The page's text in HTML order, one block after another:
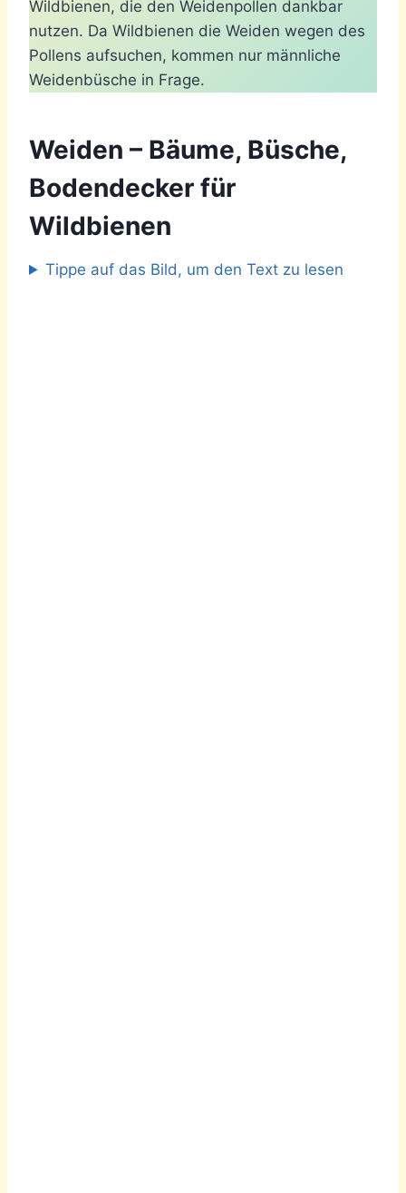
Wildbienen, die den Weidenpollen dankbar
nutzen. Da Wildbienen die Weiden wegen des
Pollens aufsuchen, kommen nur männliche
Weidenbüsche in Frage.
Weiden – Bäume, Büsche,
Bodendecker für
Wildbienen
Tippe auf das Bild, um den Text zu lesen